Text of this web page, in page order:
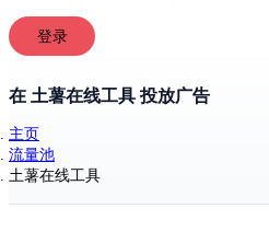
登录
在 土薯在线工具 投放广告
主页
流量池
土薯在线工具